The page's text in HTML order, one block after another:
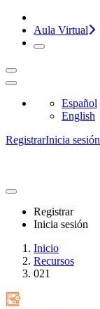
Aula Virtual
Español
English
RegistrarInicia sesión
Registrar
Inicia sesión
Inicio
Recursos
021